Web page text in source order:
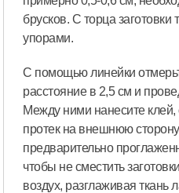
брусков. С торца
упорами.
С помощью линейки
расстояние в 2,5 см и
Между ними нанесите клей,
протек на внешнюю
предварительно
чтобы не сместить
воздух, разглаживая ткань